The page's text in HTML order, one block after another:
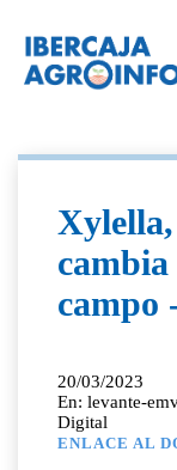
campo
20/03/2023
En: levante-
Digital
ENLACE AL